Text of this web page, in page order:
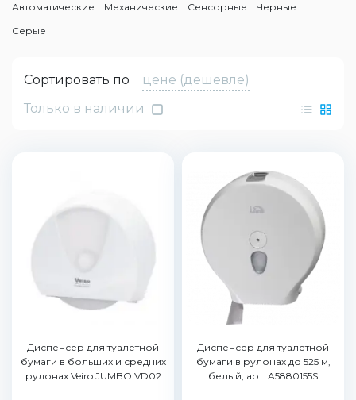
Автоматические
Механические Сенсорные
Черные
Cерые
Сортировать по
цене (дешевле)
Только в наличии
Диспенсер для туалетной
бумаги в больших и средних
рулонах Veiro JUMBO VD02
Диспенсер для туалетной
бумаги в рулонах до 525 м,
белый, арт. A5880155S